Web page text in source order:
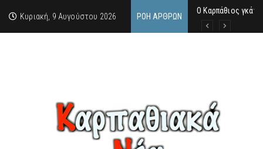
Κυριακή, 9 Αυγούστου 2026 ΡΟΉ ΆΡΘΡΩΝ
Ο Καρπάθιος
Από την πέτρα
Η Κάρπαθος υπό